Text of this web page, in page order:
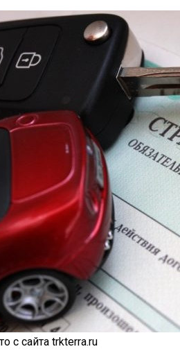
с сайта trkterra.ru